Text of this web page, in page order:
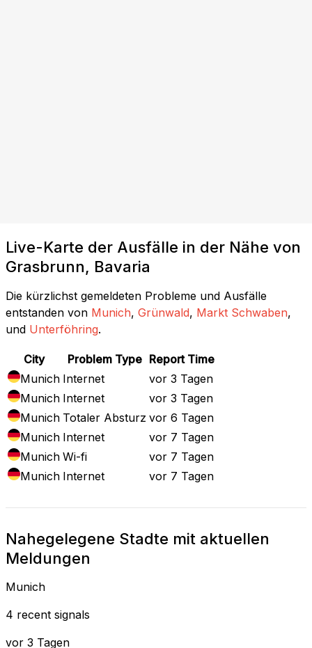
Live-Karte der Ausfälle in der Nähe von
Grasbrunn, Bavaria
Die kürzlichst gemeldeten Probleme und Ausfälle
entstanden von Munich, Grünwald, Markt Schwaben,
und Unterföhring.
City Problem Type Report Time
Munich Internet
vor 3 Tagen
Munich Internet
vor 3 Tagen
Munich Totaler Absturz vor 6 Tagen
Munich Internet
vor 7 Tagen
Munich Wi-fi
vor 7 Tagen
Munich Internet vor 7 Tagen
Nahegelegene Stadte mit aktuellen
Meldungen
Munich
4 recent signals
vor 3 Tagen